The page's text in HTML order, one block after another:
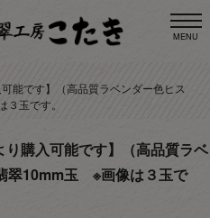
MENU
能です】（高品質ラベンダー色ヒス
玉です。
り購入可能です】（高品質ラベ
翠10mm玉 ※画像は３玉で